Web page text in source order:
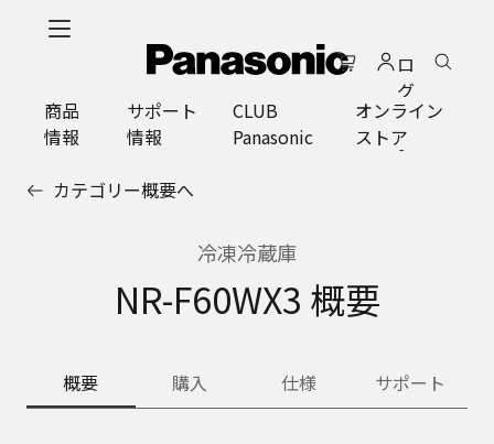
ロ
グ
イ
ン
商品
情報
サポート
情報
CLUB
Panasonic
オンライン
ストア
カテゴリー概要へ
冷凍冷蔵庫
NR-F60WX3 概要
概要 購入 仕様 サポート